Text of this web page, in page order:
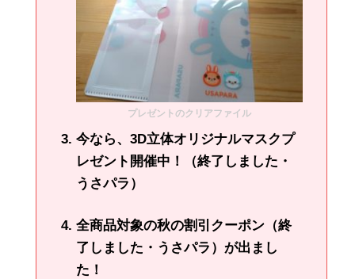
プレゼントのクリアファイル
今なら、3D立体オリジナルマスクプ
レゼント開催中！（終了しました・
うさパラ）
全商品対象の秋の割引クーポン（終
了しました・うさパラ）が出まし
た！